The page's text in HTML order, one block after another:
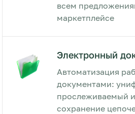
всем
маркетплейсе
Электронный
Автоматизация
документами:
прослеживаемый
сохранение